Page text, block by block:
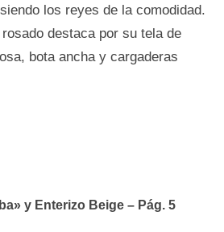
los reyes de la comodidad.
destaca por su tela de
bota ancha y cargaderas
y Enterizo Beige – Pág. 5